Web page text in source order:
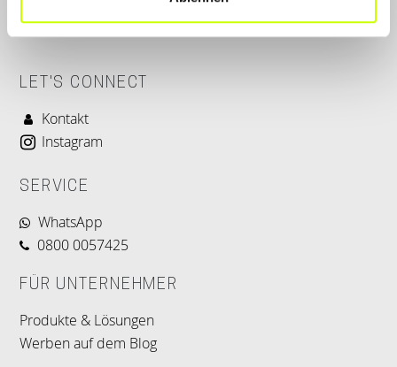
LET'S CONNECT
Kontakt
Instagram
SERVICE
WhatsApp
0800 0057425
FÜR UNTERNEHMER
Produkte & Lösungen
Werben auf dem Blog